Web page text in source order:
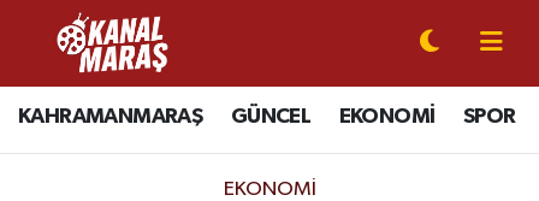
KAHRAMANMARAŞ GÜNCEL EKONOMİ SPOR
EKONOMI
CANLI YAYIN
KAHRAMANMARAŞ
Kahramanmaraş Nöbetçi Eczaneler
Kahramanmaraş Hava Durumu